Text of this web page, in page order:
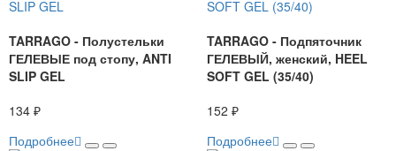
TARRAGO - Полустельки
ГЕЛЕВЫЕ под стопу, ANTI
SLIP GEL
134 ₽
Подробнее
TARRAGO - Подпяточник
ГЕЛЕВЫЙ, женский, HEEL
SOFT GEL (35/40)
152 ₽
Подробнее